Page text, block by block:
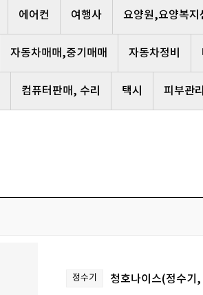
에어컨 여행사 요양원,요양복지
자동차매매,중기매매 자동차정비
컴퓨터판매, 수리 택시 피부관리
정수기 청호나이스(정수기